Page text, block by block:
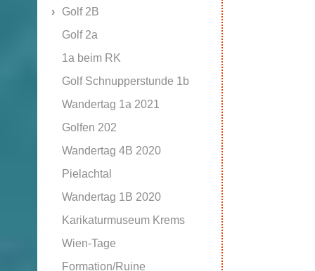
Golf 2B
Golf 2a
1a beim RK
Golf Schnupperstunde 1b
Wandertag 1a 2021
Golfen 202
Wandertag 4B 2020
Pielachtal
Wandertag 1B 2020
Karikaturmuseum Krems
Wien-Tage
Formation/Ruine